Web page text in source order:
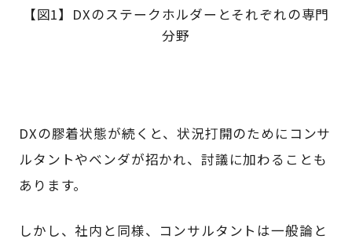
【図1】DXのステークホルダーとそれぞれの専門
分野
DXの膠着状態が続くと、状況打開のためにコンサ
ルタントやベンダが招かれ、討議に加わることも
あります。
しかし、社内と同様、コンサルタントは一般論と